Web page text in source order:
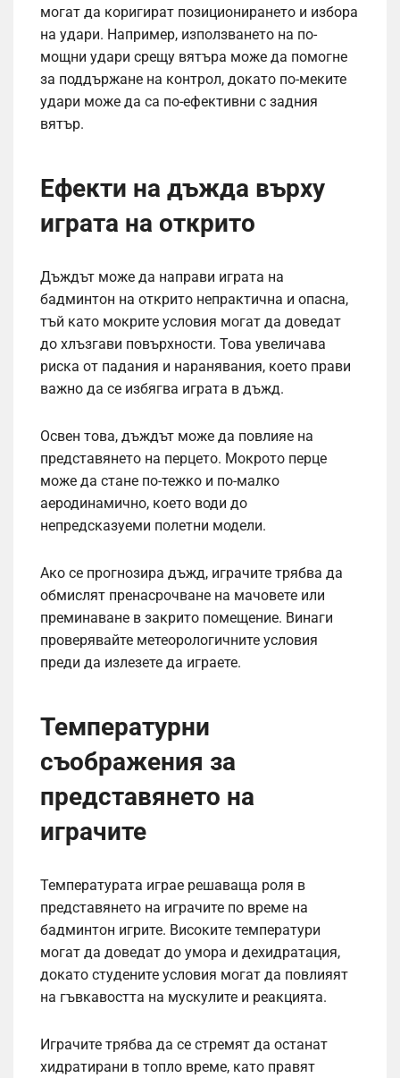
могат да коригират позиционирането и избора
на удари. Например, използването на по-
мощни удари срещу вятъра може да помогне
за поддържане на контрол, докато по-меките
удари може да са по-ефективни с задния
вятър.
Ефекти на дъжда върху
играта на открито
Дъждът може да направи играта на
бадминтон на открито непрактична и опасна,
тъй като мокрите условия могат да доведат
до хлъзгави повърхности. Това увеличава
риска от падания и наранявания, което прави
важно да се избягва играта в дъжд.
Освен това, дъждът може да повлияе на
представянето на перцето. Мокрото перце
може да стане по-тежко и по-малко
аеродинамично, което води до
непредсказуеми полетни модели.
Ако се прогнозира дъжд, играчите трябва да
обмислят пренасрочване на мачовете или
преминаване в закрито помещение. Винаги
проверявайте метеорологичните условия
преди да излезете да играете.
Температурни
съображения за
представянето на
играчите
Температурата играе решаваща роля в
представянето на играчите по време на
бадминтон игрите. Високите температури
могат да доведат до умора и дехидратация,
докато студените условия могат да повлияят
на гъвкавостта на мускулите и реакцията.
Играчите трябва да се стремят да останат
хидратирани в топло време, като правят